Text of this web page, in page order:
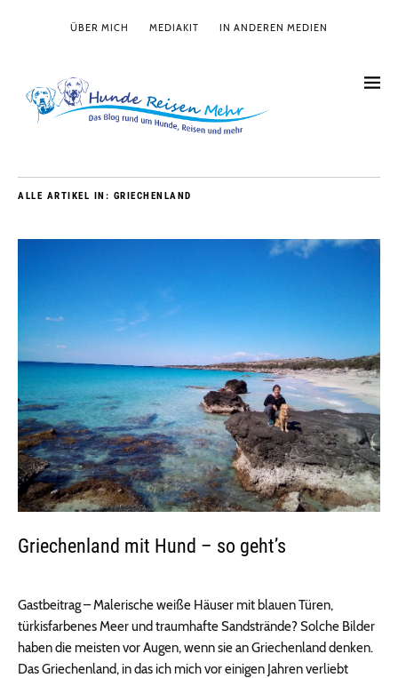
ÜBER MICH MEDIAKIT IN ANDEREN MEDIEN
ALLE ARTIKEL IN: GRIECHENLAND
Griechenland mit Hund – so geht’s
Gastbeitrag – Malerische weiße Häuser mit blauen Türen,
türkisfarbenes Meer und traumhafte Sandstrände? Solche Bilder
haben die meisten vor Augen, wenn sie an Griechenland denken.
Das Griechenland, in das ich mich vor einigen Jahren verliebt